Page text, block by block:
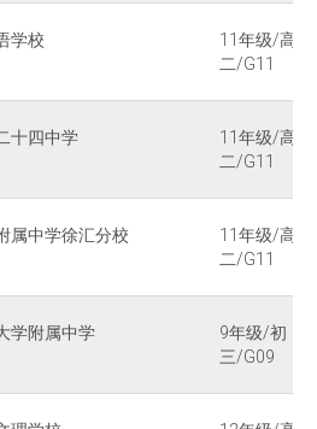
学校
11年级/高
二/G11
十四中学
11年级/高
二/G11
属中学徐汇分校
11年级/高
二/G11
学附属中学
9年级/初
三/G09